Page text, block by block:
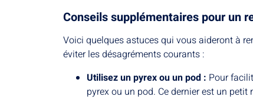
Conseils supplémentaires pour un
Voici quelques astuces qui vous aideront à
éviter les désagréments courants :
Utilisez un pyrex ou un pod : Pour
pyrex ou un pod. Ce dernier est un